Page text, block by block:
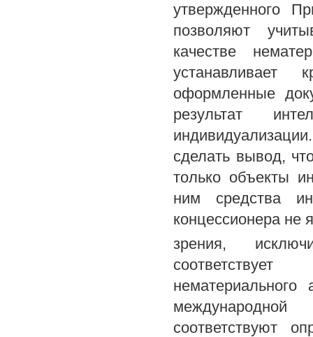
утвержденного
позволяют
качестве
устанавливает
оформленные
результат
сделать вывод,
только объекты
ним средства
концессионера не
зрения,
международной
соответствуют